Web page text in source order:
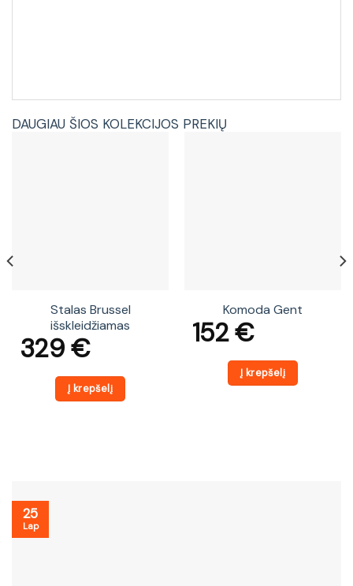
DAUGIAU ŠIOS KOLEKCIJOS PREKIŲ
Stalas Brussel
išskleidžiamas
329€
Į krepšelį
Komoda Gent
152€
Į krepšelį
25
Lap